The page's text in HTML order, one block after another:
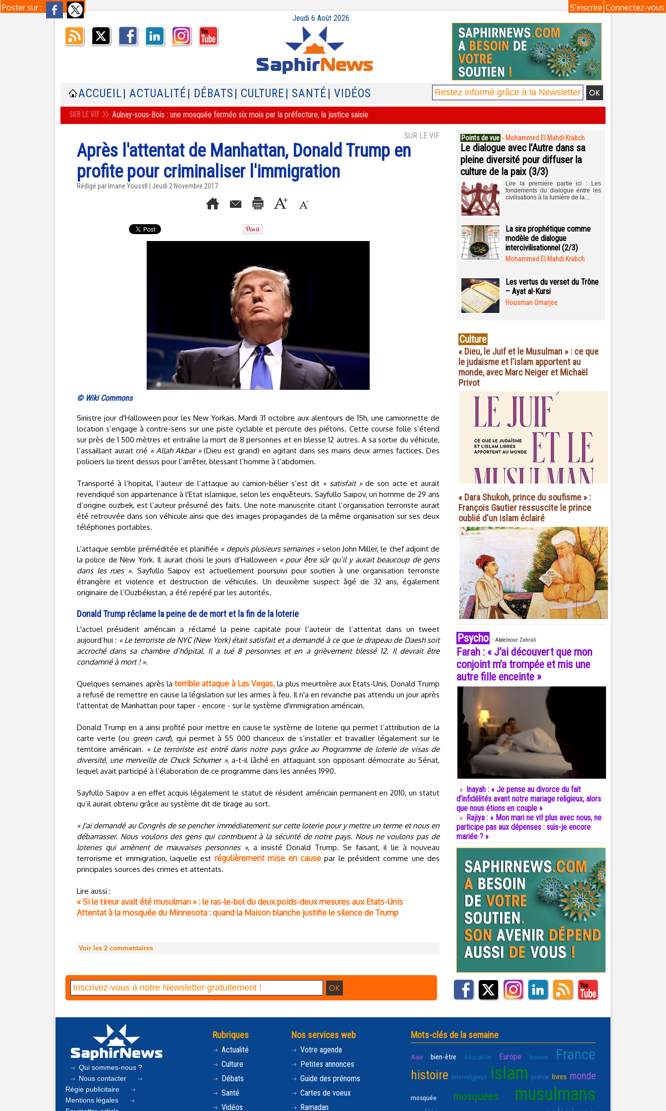
Poster sur : Connectez-vous
S'inscrire
Jeudi 6 Août 2026
ACCUEIL | ACTUALITÉ | DÉBATS | CULTURE | SANTÉ | VIDÉOS
Aulnay-sous-Bois : une mosquée fermée six mois par la préfecture, la justice saisie
SUR LE VIF
Après l'attentat de Manhattan, Donald Trump en
profite pour criminaliser l'immigration
Rédigé par Imane Youssfi | Jeudi 2 Novembre 2017
© Wiki Commons
Sinistre jour d'Halloween pour les New Yorkais. Mardi 31 octobre aux alentours de 15h, une camionnette de
location s’engage à contre-sens sur une piste cyclable et percute des piétons. Cette course folle s’étend
sur près de 1 500 mètres et entraîne la mort de 8 personnes et en blesse 12 autres. A sa sortie du véhicule,
l’assaillant aurait crié « Allah Akbar »(Dieu est grand) en agitant dans ses mains deux armes factices. Des
policiers lui tirent dessus pour l’arrêter, blessant l’homme à l’abdomen.
Transporté à l’hopital, l’auteur de l’attaque au camion-bélier s’est dit « satisfait »de son acte et aurait
revendiqué son appartenance à l'Etat islamique, selon les enquêteurs. Sayfullo Saipov, un homme de 29 ans
d’origine ouzbek, est l’auteur présumé des faits. Une note manuscrite citant l’organisation terroriste aurait
été retrouvée dans son véhicule ainsi que des images propagandes de la même organisation sur ses deux
téléphones portables.
L’attaque semble préméditée et planifiée « depuis plusieurs semaines »selon John Miller, le chef adjoint de
la police de New York. Il aurait choisi le jours d’Halloween « pour être sûr qu’il y aurait beaucoup de gens
dans les rues ». Sayfullo Saipov est actuellement poursuivi pour soutien à une organisation terroriste
étrangère et violence et destruction de véhicules. Un deuxième suspect âgé de 32 ans, également
originaire de l’Ouzbékistan, a été repéré par les autorités.
Donald Trump réclame la peine de de mort et la fin de la loterie
L'actuel président américain a réclamé la peine capitale pour l’auteur de l’attentat dans un tweet
aujourd’hui : « Le terroriste de NYC (New York) était satisfait et a demandé à ce que le drapeau de Daesh soit
accroché dans sa chambre d’hôpital. Il a tué 8 personnes et en a grièvement blessé 12. Il devrait être
condamné à mort ! ».
Quelques semaines après laterrible attaque à Las Vegas, la plus meurtrière aux Etats-Unis, Donald Trump
a refusé de remettre en cause la législation sur les armes à feu. Il n'a en revanche pas attendu un jour après
l'attentat de Manhattan pour taper - encore - sur le système d'immigration américain.
Donald Trump en a ainsi profité pour mettre en cause le système de loterie qui permet l’attribution de la
carte verte (ou green card), qui permet à 55 000 chanceux de s’installer et travailler légalement sur le
territoire américain. « Le terroriste est entré dans notre pays grâce au Programme de loterie de visas de
diversité, une merveille de Chuck Schumer », a-t-il lâché en attaquant son opposant démocrate au Sénat,
lequel avait participé à l’élaboration de ce programme dans les années 1990.
Sayfullo Saipov a en effet acquis légalement le statut de résident américain permanent en 2010, un statut
qu’il aurait obtenu grâce au système dit de tirage au sort.
« J'ai demandé au Congrès de se pencher immédiatement sur cette loterie pour y mettre un terme et nous en
débarrasser. Nous voulons des gens qui contribuent à la sécurité de notre pays. Nous ne voulons pas de
loteries qui amènent de mauvaises personnes », a insisté Donald Trump. Se faisant, il lie à nouveau
terrorisme et immigration, laquelle est régulièrement mise en causepar le président comme une des
principales sources des crimes et attentats.
Lire aussi :
« Si le tireur avait été musulman » : le ras-le-bol du deux poids-deux mesures aux Etats-Unis
Attentat à la mosquée du Minnesota : quand la Maison blanche justifie le silence de Trump
Voir les 2 commentaires
Points de vue - Mohammed El Mahdi Krabch
Le dialogue avec l’Autre dans sa
pleine diversité pour diffuser la
culture de la paix (3/3)
Lire la première partie ici : Les
fondements du dialogue entre les
civilisations à la lumière de la...
La sira prophétique comme
modèle de dialogue
intercivilisationnel (2/3)
Mohammed El Mahdi Krabch
Les vertus du verset du Trône
– Ayat al-Kursi
Housman Omarjee
Culture
« Dieu, le Juif et le Musulman » : ce que
le judaïsme et l'islam apportent au
monde, avec Marc Neiger et Michaël
Privot
« Dara Shukoh, prince du soufisme » :
François Gautier ressuscite le prince
oublié d'un islam éclairé
Psycho - Abdelnour Zahrali
Farah : « J’ai découvert que mon
conjoint m’a trompée et mis une
autre fille enceinte »
Inayah : « Je pense au divorce du fait
d’infidélités avant notre mariage religieux, alors
que nous étions en couple »
Rajiya : « Mon mari ne vit plus avec nous, ne
participe pas aux dépenses : suis-je encore
mariée ? »
Qui sommes-nous ?
Nous contacter
Régie publicitaire
Mentions légales
Rubriques
Actualité
Culture
Débats
Santé
Vidéos
Nos services web
Votre agenda
Petites annonces
Guide des prénoms
Cartes de voeux
Ramadan
Mots-clés de la semaine
Asie bien-être éducation Europe femmes France
histoire interreligieux islam justice livres monde
mosquée mosquées musulmans